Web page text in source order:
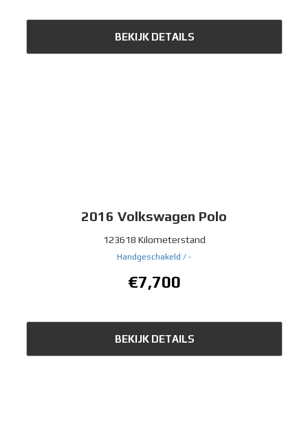
BEKIJK DETAILS
2016 Volkswagen Polo
123618 Kilometerstand
Handgeschakeld / -
€7,700
BEKIJK DETAILS